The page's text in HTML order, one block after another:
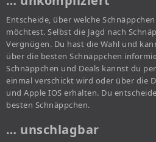
Entscheide, über welche
möchtest. Selbst die Jagd nach
Vergnügen. Du hast die Wahl und
über die besten Schnäppchen
Schnäppchen und Deals kannst du
einmal verschickt wird oder über die
und Apple IOS erhalten. Du
besten Schnäppchen.
… unschlagbar